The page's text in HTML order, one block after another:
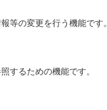
等の変更を行う機能です。
するための機能です。